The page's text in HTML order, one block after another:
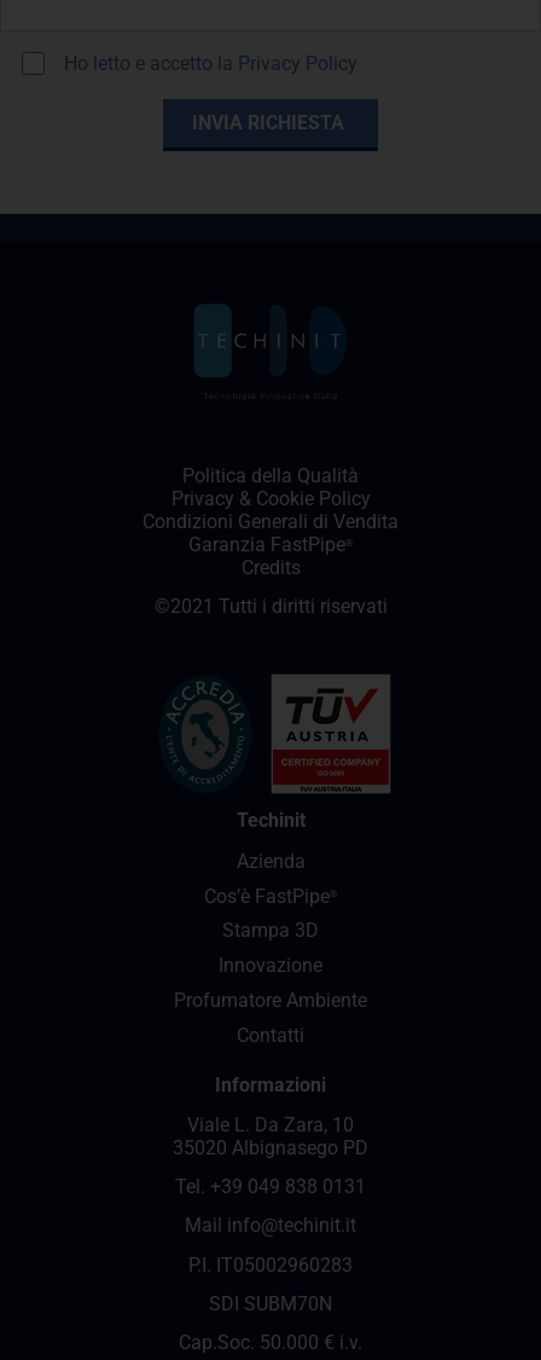
Ho letto e accetto la Privacy Policy
Politica della Qualità
Privacy & Cookie Policy
Condizioni Generali di Vendita
Garanzia FastPipe ®
Credits
©2021 Tutti i diritti riservati
Techinit
Azienda
Cos’è FastPipe ®
Stampa 3D
Innovazione
Profumatore Ambiente
Contatti
Informazioni
Viale L. Da Zara, 10
35020 Albignasego PD
Tel. +39 049 838 0131
Mail info@techinit.it
P.I. IT05002960283
SDI SUBM70N
Cap.Soc. 50.000 € i.v.